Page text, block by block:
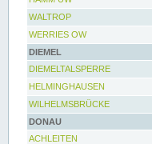
WALTROP
WERRIES OW
DIEMEL
DIEMELTALSPERRE
HELMINGHAUSEN
WILHELMSBRÜCKE
DONAU
ACHLEITEN